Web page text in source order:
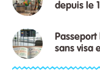
depuis le
sans visa